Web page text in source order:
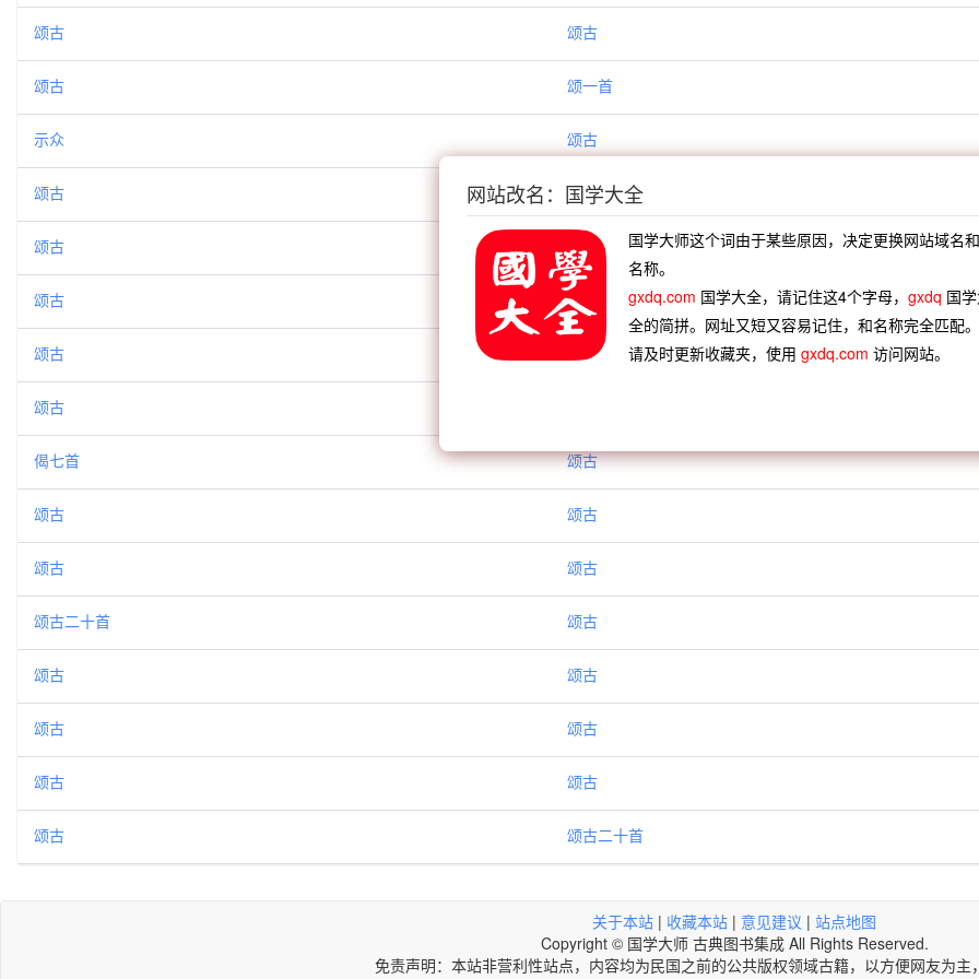
颂古 颂古
颂古 颂一首
示众 颂古
颂古 颂古
颂古 颂古
颂古 颂古
颂古 示众
颂古
偈七首 颂古
颂古 颂古
颂古 颂古
颂古二十首 颂古
颂古 颂古
颂古 颂古
颂古 颂古
颂古 颂古二十首
关于本站 | 收藏本站 | 意见建议 | 站点地图
Copyright © 国学大师 古典图书集成 All Rights Reserved.
免责声明：本站非营利性站点，内容均为民国之前的公共版权领域古籍，以方便网友为主
网站改名：国学大全
国学大师这个词由于某些原因，决定更换网站域名和
名称。
gxdq.com 国学大全，请记住这4个字母， gxdq 国
全的简拼。网址又短又容易记住，和名称完全匹配。
请及时更新收藏夹，使用 gxdq.com 访问网站。